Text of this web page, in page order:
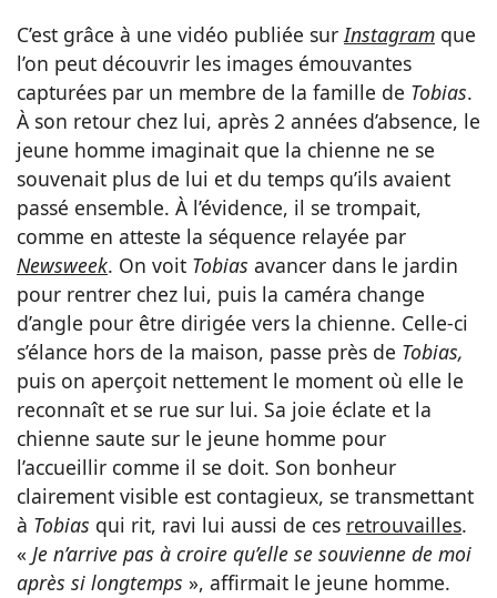
C’est grâce à une vidéo publiée surInstagram que
l’on peut découvrir les images émouvantes
capturées par un membre de la famille de Tobias.
À son retour chez lui, après 2 années d’absence, le
jeune homme imaginait que la chienne ne se
souvenait plus de lui et du temps qu’ils avaient
passé ensemble. À l’évidence, il se trompait,
comme en atteste la séquence relayée par
Newsweek. On voit Tobias avancer dans le jardin
pour rentrer chez lui, puis la caméra change
d’angle pour être dirigée vers la chienne. Celle-ci
s’élance hors de la maison, passe près de Tobias,
puis on aperçoit nettement le moment où elle le
reconnaît et se rue sur lui. Sa joie éclate et la
chienne saute sur le jeune homme pour
l’accueillir comme il se doit. Son bonheur
clairement visible est contagieux, se transmettant
à Tobias qui rit, ravi lui aussi de ces retrouvailles.
« Je n’arrive pas à croire qu’elle se souvienne de moi
après si longtemps », affirmait le jeune homme.